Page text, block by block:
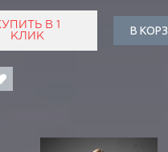
В 1
КЛИК
В